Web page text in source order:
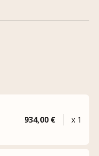
934,00 € x 1